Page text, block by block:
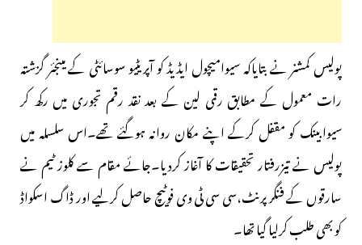
پولیس کمشنر نے بتایاکہ سیوامیچول ایڈیڈ کو آپریٹیو سوسائٹی کے مینجئر گزشتہ
رات معمول کے مطابق رقمی لین کے بعد نقد رقم تجوری میں رکھ کر
سیوابینک کو مقفل کرکے اپنے مکان روانہ ہوگئے تھے۔اس سلسلہ میں
پولیس نے تیزرفتار تحقیقات کا آغاز کردیا۔جائے مقام سے کلوز ٹیم نے
سارقوں کے فنگر پرنٹ،سی سی ٹی وی فوٹیچ حاصل کرلیے اور ڈاگ اسکواڈ
کو بھی طلب کرلیا گیا تھا۔